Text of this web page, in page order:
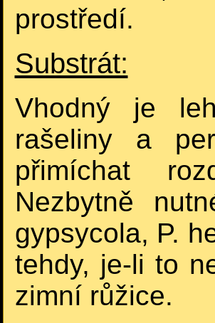
prostředí.
Substrát:
Vhodný je
rašeliny a
přimíchat
Nezbytně
gypsycola, P.
tehdy, je-li to
zimní růžice.